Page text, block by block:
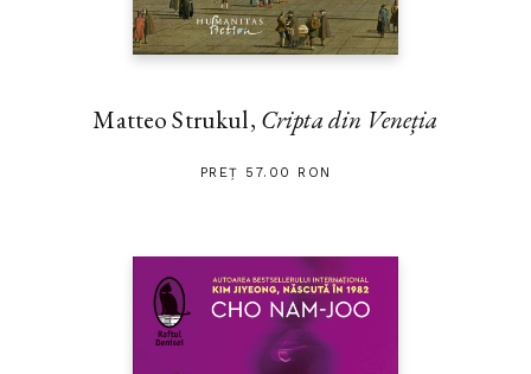
Matteo Strukul, Cripta din Veneția
PREȚ 57.00 RON